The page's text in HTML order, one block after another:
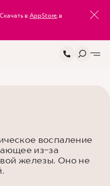
в AppStore, в
воспаление
из-за
железы. Оно не